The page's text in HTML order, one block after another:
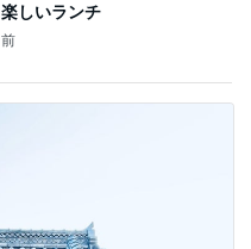
しいランチ